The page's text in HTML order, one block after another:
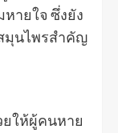
ายใจ ซึ่งยัง
มุนไพรสำคัญ
ยให้ผู้คนหาย